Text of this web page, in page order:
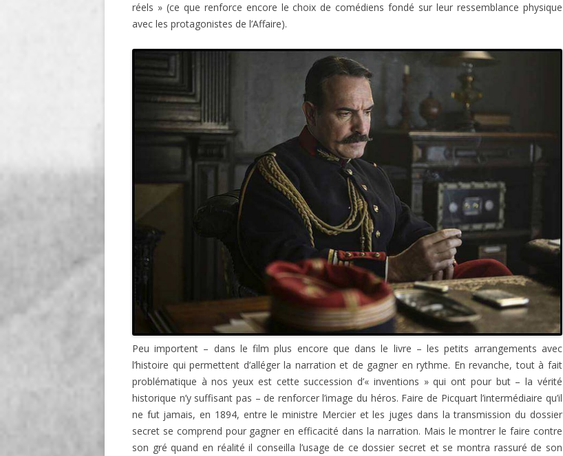
réels » (ce que renforce encore le choix de comédiens fondé sur leur ressemblance physique
avec les protagonistes de l’Affaire).
Peu importent – dans le film plus encore que dans le livre – les petits arrangements avec
l’histoire qui permettent d’alléger la narration et de gagner en rythme. En revanche, tout à fait
problématique à nos yeux est cette succession d’« inventions » qui ont pour but – la vérité
historique n’y suffisant pas – de renforcer l’image du héros. Faire de Picquart l’intermédiaire qu’il
ne fut jamais, en 1894, entre le ministre Mercier et les juges dans la transmission du dossier
secret se comprend pour gagner en efficacité dans la narration. Mais le montrer le faire contre
son gré quand en réalitéil conseilla l’usage de ce dossier secret et se montra rassuré de son